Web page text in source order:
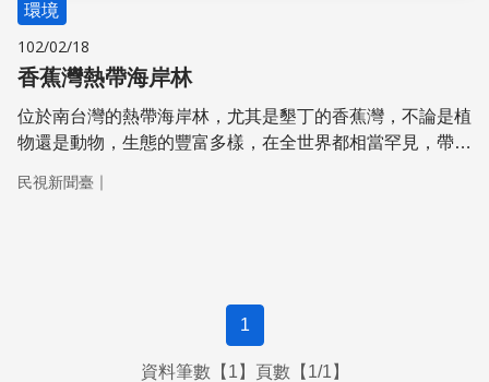
環境
102/02/18
香蕉灣熱帶海岸林
位於南台灣的熱帶海岸林，尤其是墾丁的香蕉灣，不論是植
物還是動物，生態的豐富多樣，在全世界都相當罕見，帶您
民視新聞臺 ｜
1
資料筆數【1】頁數【1/1】